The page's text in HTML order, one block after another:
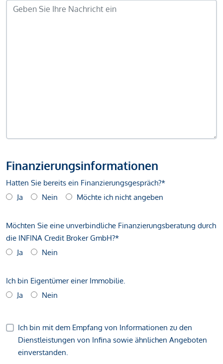
Finanzierungsinformationen
Hatten Sie bereits ein Finanzierungsgespräch?*
Ja
Nein Möchte ich nicht angeben
Möchten Sie eine unverbindliche Finanzierungsberatung durch
die INFINA Credit Broker GmbH?*
Ja
Nein
Ich bin Eigentümer einer Immobilie.
Ja
Nein
Ich bin mit dem Empfang von Informationen zu den
Dienstleistungen von Infina sowie ähnlichen Angeboten
einverstanden.